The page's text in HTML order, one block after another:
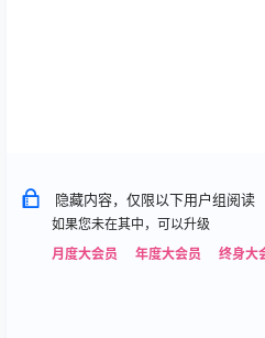
隐藏内容，仅限以下用户组阅读
如果您未在其中，可以升级
月度大会员
年度大会员 终身大